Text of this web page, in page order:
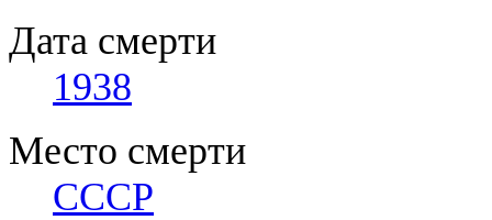
Дата смерти
1938
Место смерти
СССР